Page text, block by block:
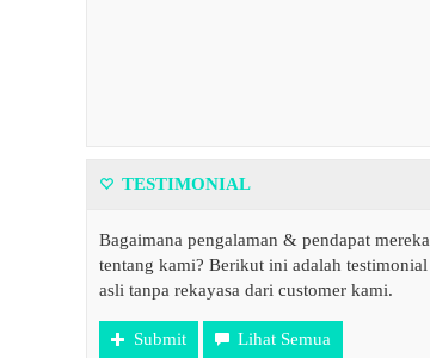
TESTIMONIAL
Bagaimana pengalaman & pendapat mereka
tentang kami? Berikut ini adalah testimonial
asli tanpa rekayasa dari customer kami.
Submit Lihat Semua